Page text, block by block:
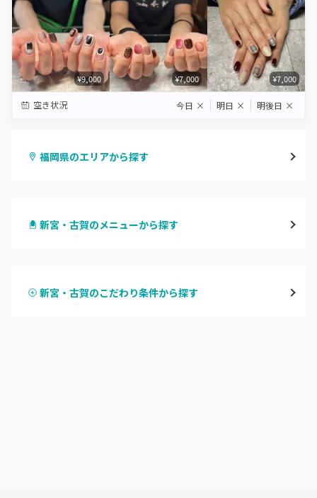
¥9,000 ¥7,000 ¥7,000
空き状況 今日 × 明日 × 明後日 ×
福岡県のエリアから探す
警固・赤坂・大濠
新宮・古賀のメニューから探す
ハンドスカルプ
新宮・古賀のこだわり条件から探す